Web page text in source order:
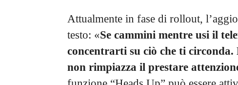
Attualmente in fase di rollout,
testo: «Se cammini mentre usi il
concentrarti su ciò che ti
non rimpiazza il prestare